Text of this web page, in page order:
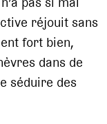
réjouit sans
fort bien,
dans de
séduire des